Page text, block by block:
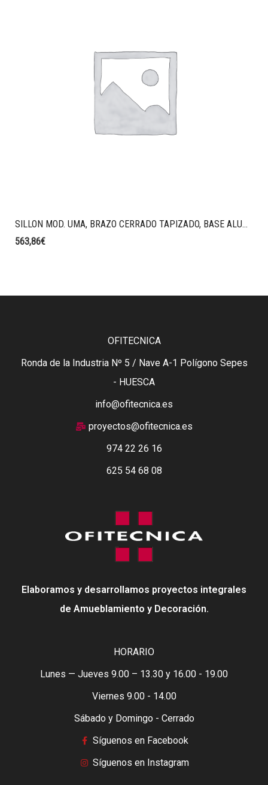
SILLON MOD. UMA, BRAZO CERRADO TAPIZADO, BASE ALUMINIO PULIDO CON RUEDAS. TAPIZADO TEJIDO VALENCIA COLOR AZUL OSCURO.
563,86€
OFITECNICA
Ronda de la Industria Nº 5 / Nave A-1 Polígono Sepes
- HUESCA
info@ofitecnica.es
proyectos@ofitecnica.es
974 22 26 16
625 54 68 08
Elaboramos y desarrollamos proyectos integrales
de Amueblamiento y Decoración.
HORARIO
Lunes — Jueves 9.00 – 13.30 y 16.00 - 19.00
Viernes 9.00 - 14.00
Sábado y Domingo - Cerrado
Síguenos en Facebook
Síguenos en Instagram